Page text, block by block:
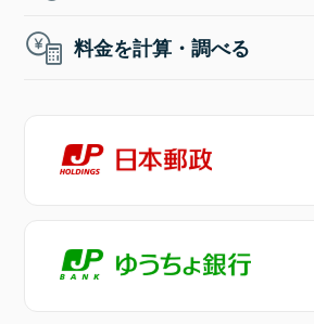
料金を計算・調べる